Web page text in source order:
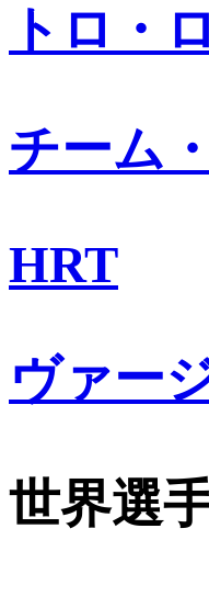
トロ・
チーム
HRT
ヴァー
世界選